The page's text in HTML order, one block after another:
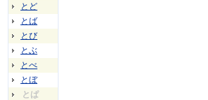
とど
とば
とび
とぶ
とべ
とぼ
とぱ